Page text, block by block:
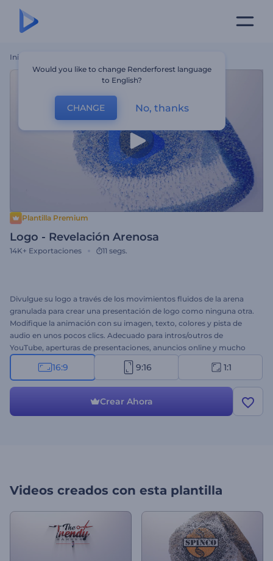
Inicio
Plantilla Premium
Logo - Revelación Arenosa
14K+ Exportaciones 11 segs.
Divulgue su logo a través de los movimientos fluidos de la arena
granulada para crear una presentación de logo como ninguna otra.
Modifique la animación con su imagen, texto, colores y pista de
audio en unos pocos clics. Adecuado para intros/outros de
YouTube, aperturas de presentaciones, anuncios online y mucho
más. ¡Empiece a crear ahora!
16:9 9:16 1:1
Crear Ahora
Videos creados con esta plantilla
Would you like to change Renderforest language
to English?
CHANGE No, thanks